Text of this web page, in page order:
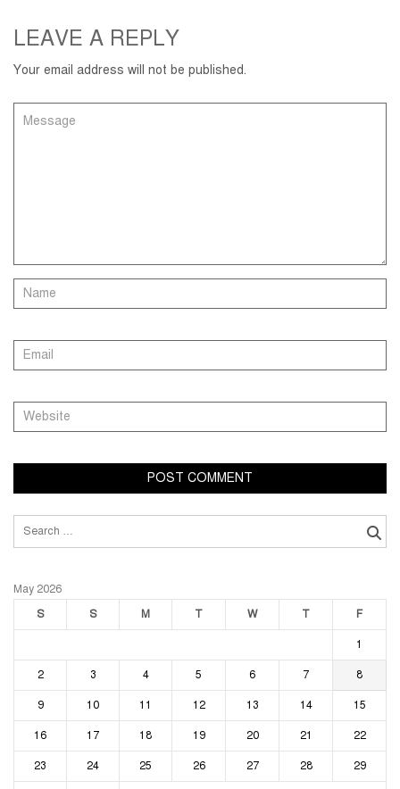
LEAVE A REPLY
Your email address will not be published.
Search
May 2026
S
S M T W T F
1
2 3 4 5 6 7 8
9 10 11 12 13 14 15
16 17 18 19 20 21 22
23 24 25 26 27 28 29